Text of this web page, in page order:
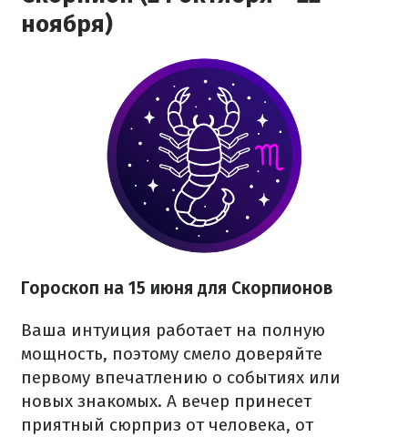
ноября)
Гороскоп на 15 июня для Скорпионов
Ваша интуиция работает на полную
мощность, поэтому смело доверяйте
первому впечатлению о событиях или
новых знакомых. А вечер принесет
приятный сюрприз от человека, от